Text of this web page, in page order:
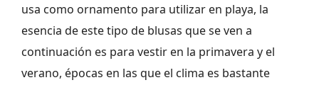
usa como ornamento para utilizar en playa, la
esencia de este tipo de blusas que se ven a
continuación es para vestir en la primavera y el
verano, épocas en las que el clima es bastante